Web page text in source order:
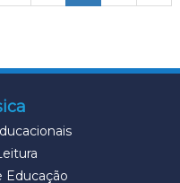
Educação